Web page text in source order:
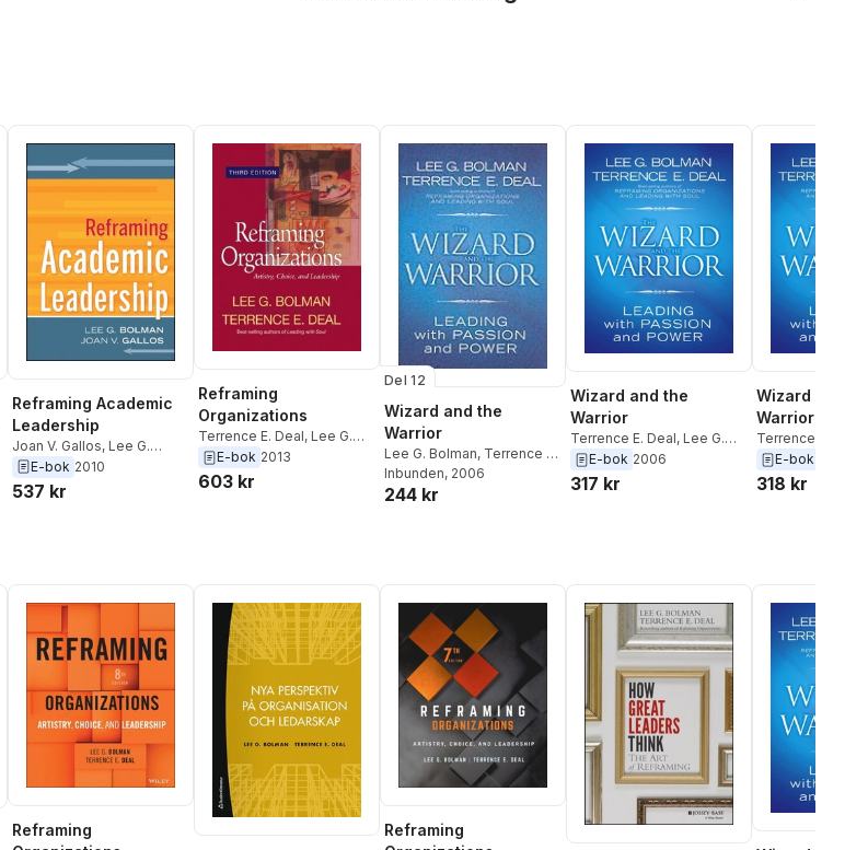
Reframing Academic
Leadership
Joan V. Gallos, Lee G.
Bolman
E-bok 2010
537 kr
Reframing
Organizations
Terrence E. Deal, Lee G.
Bolman
E-bok 2013
603 kr
Del 12
Wizard and the
Warrior
Lee G. Bolman, Terrence E.
Deal
Inbunden, 2006
244 kr
Wizard and the
Warrior
Terrence E. Deal, Lee G.
Bolman
E-bok 2006
317 kr
Wizard and
Warrior
Terrence E. Deal
Bolman
E-bok
318 kr
Reframing
Reframing